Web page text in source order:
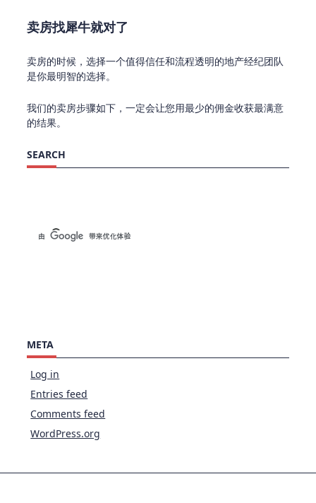
卖房找犀牛就对了
卖房的时候，选择一个值得信任和流程透明的地产经纪团队
是你最明智的选择。
我们的卖房步骤如下，一定会让您用最少的佣金收获最满意
的结果。
SEARCH
META
Log in
Entries feed
Comments feed
WordPress.org